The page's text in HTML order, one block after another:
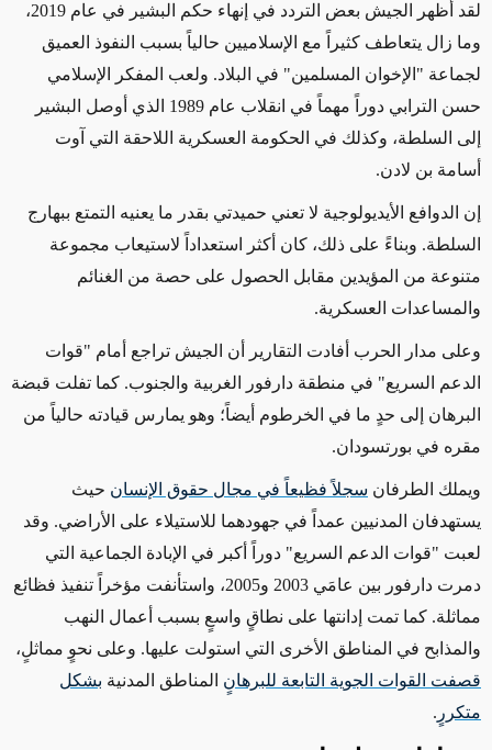
لقد أظهر الجيش بعض التردد في إنهاء حكم البشير في عام 2019،
وما زال يتعاطف كثيراً مع الإسلاميين حالياً بسبب النفوذ العميق
لجماعة "الإخوان المسلمين" في البلاد. ولعب المفكر الإسلامي
حسن الترابي دوراً مهماً في انقلاب عام 1989 الذي أوصل البشير
إلى السلطة، وكذلك في الحكومة العسكرية اللاحقة التي آوت
أسامة بن لادن.
إن الدوافع الأيديولوجية لا تعني حميدتي بقدر ما يعنيه التمتع ببهارج
السلطة. وبناءً على ذلك، كان أكثر استعداداً لاستيعاب مجموعة
متنوعة من المؤيدين مقابل الحصول على حصة من الغنائم
والمساعدات العسكرية.
وعلى مدار
الحرب أفادت التقارير أن الجيش تراجع أمام "قوات
الدعم السريع" في منطقة دارفور الغربية والجنوب. كما تفلت قبضة
البرهان إلى حدٍ ما في الخرطوم أيضاً؛ وهو يمارس قيادته حالياً من
مقره في بورتسودان.
ويملك الطرفان سجلاً فظيعاً في مجال حقوق الإنسان حيث
يستهدفان المدنيين عمداً في جهودهما للاستيلاء على الأراضي. وقد
لعبت "قوات الدعم السريع" دوراً أكبر في الإبادة الجماعية التي
دمرت دارفور بين عامَي 2003 و2005، واستأنفت مؤخراً تنفيذ فظائع
مماثلة. كما تمت إدانتها على نطاقٍ واسعٍ بسبب أعمال النهب
والمذابح في المناطق الأخرى التي استولت عليها. وعلى نحوٍ مماثلٍ،
قصفت القوات الجوية التابعة للبرهانٍ المناطق المدنية بشكل
متكررٍ .